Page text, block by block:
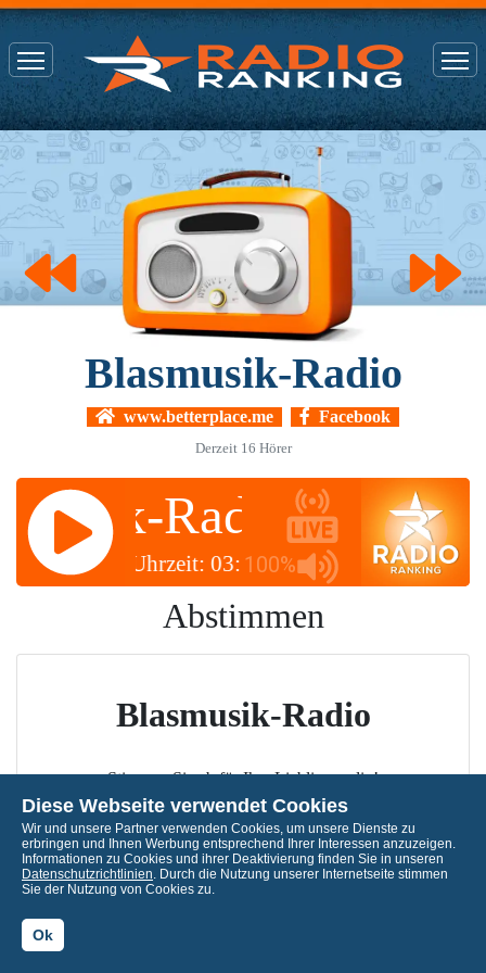
Blasmusik-Radio
www.betterplace.me Facebook
Derzeit 16 Hörer
100%
Radio
Uhrzeit: 03:50 ✽✽✽ Uhrzeit:
Abstimmen
Blasmusik-Radio
Stimmen Sie ab für Ihre Lieblingsradio!
Diese Webseite verwendet Cookies
Wir und unsere Partner verwenden Cookies, um unsere Dienste zu
erbringen und Ihnen Werbung entsprechend Ihrer Interessen anzuzeigen.
Informationen zu Cookies und ihrer Deaktivierung finden Sie in unseren
Datenschutzrichtlinien. Durch die Nutzung unserer Internetseite stimmen
Sie der Nutzung von Cookies zu.
Ok